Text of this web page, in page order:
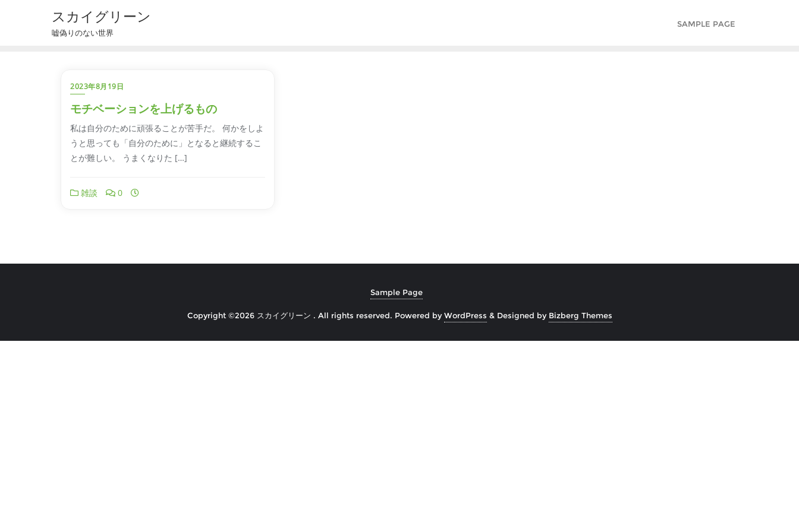
スカイグリーン
嘘偽りのない世界
SAMPLE PAGE
2023年8月19日
モチベーションを上げるもの
私は自分のために頑張ることが苦手だ。 何かをしよ
うと思っても「自分のために」となると継続するこ
とが難しい。 うまくなりた […]
雑談 0
Sample Page
Copyright ©2026 スカイグリーン . All rights reserved. Powered byWordPress & Designed by Bizberg Themes